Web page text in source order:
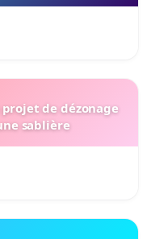
projet de dézonage
sablière